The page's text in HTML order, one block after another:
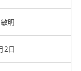
明
2日